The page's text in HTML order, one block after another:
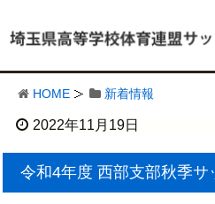
HOME 新着情報
2022年11月19日
令和4年度 西部支部秋季サ